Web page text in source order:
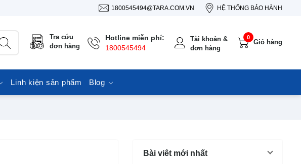
1800545494@TARA.COM.VN HỆ THỐNG BẢO HÀNH
Tra cứu
đơn hàng
Hotline miễn phí:
1800545494
Tài khoản &
đơn hàng
0
Giỏ hàng
Linh kiện sản phẩm Blog
Bài viêt mới nhất